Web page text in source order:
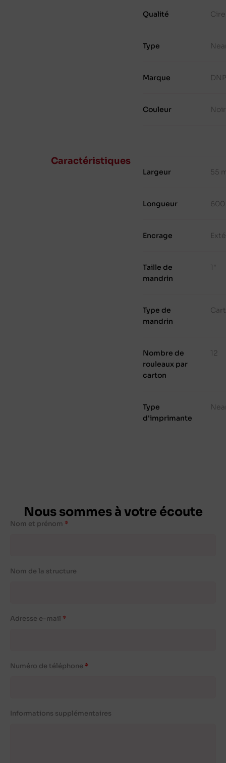
Qualité
Type
Marque
Couleur Noir
Caractéristiques
Largeur 55
Longueur 600
Encrage
Taille de
mandrin
1"
Type de
mandrin
Nombre de
rouleaux par
carton
12
Type
d'imprimante
Nous sommes à votre écoute
Nom et prénom
Nom de la structure
Adresse e-mail
Numéro de téléphone
Informations supplémentaires